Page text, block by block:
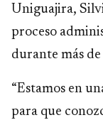
Uniguajira,
proceso
durante más
“Estamos en
para que